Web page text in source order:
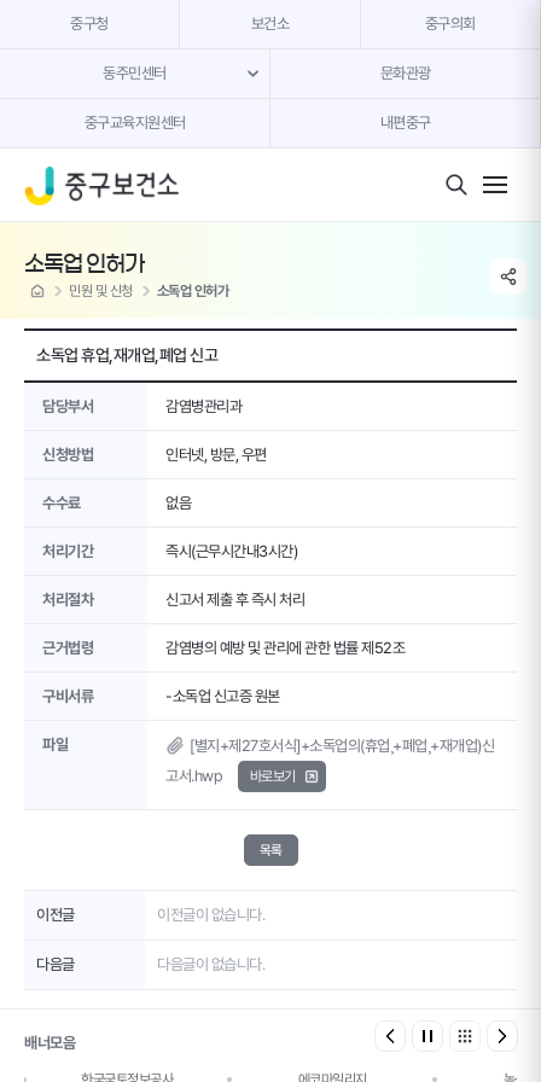
중구청 보건소 중구의회
동주민센터 문화관광
중구교육지원센터 내편중구
소독업 인허가
home 민원 및 신청 소독업 인허가
share
소독업 휴업,재개업,폐업 신고
담당부서 감염병관리과
신청방법 인터넷, 방문, 우편
수수료 없음
처리기간 즉시(근무시간내3시간)
처리절차 신고서 제출 후 즉시 처리
근거법령 감염병의 예방 및 관리에 관한 법률 제52조
구비서류 -소독업 신고증 원본
파일
[별지+제27호서식]+소독업의(휴업¸+폐업¸+재개업)신
고서.hwp
바로보기
목록
이전글 이전글이 없습니다.
다음글 다음글이 없습니다.
배너모음